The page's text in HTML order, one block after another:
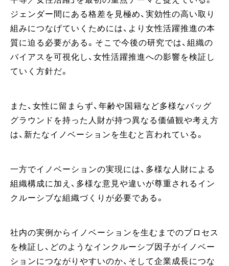
ジェンダー間にある格差を見極め、実効性の高い取り
組みにつなげていくためには、より女性活躍推進の本
質に迫る必要がある。そこで今後の研究では、組織の
バイアスを可視化し、女性活躍推進への影響を検証し
ていく方針だ。
また、女性に留まらず、年齢や国籍など多様なバッグ
グラウンドを持った人財が持つ異なる価値観や考え方
は、新たなイノベーションを生むと言われている。
一方でイノベーションの実現には、多様な人財による
組織構成に加え、多様な意見や違いが尊重されるイン
クルーシブな組織づくりが必要である。
社内の実例からイノベーションを生むまでのプロセス
を検証し、どのようなインクルーシブ因子がイノベー
ションにつながりやすいのか、そして企業成長につな